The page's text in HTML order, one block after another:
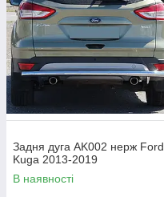
Задня дуга AK002 нерж Ford
Kuga 2013-2019
В наявності